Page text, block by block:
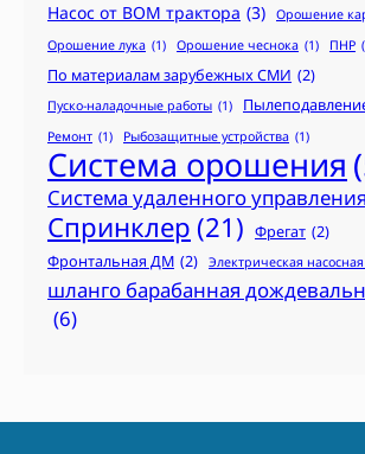
Насос от ВОМ трактора (3) Орошение
Орошение лука (1) Орошение чеснока (1) ПНР
По материалам зарубежных СМИ (2)
Пуско-наладочные работы (1)
Ремонт (1) Рыбозащитные устройства (1)
Система орошения
Система удаленного управления
Спринклер (21) Фрегат (2)
Фронтальная ДМ (2) Электрическая
шланго барабанная
(6)